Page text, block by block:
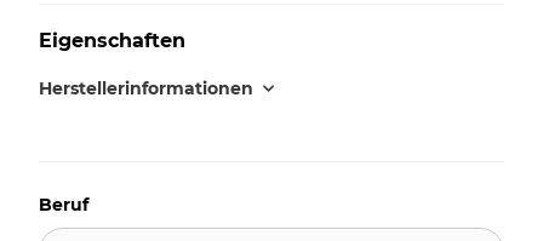
Eigenschaften
Herstellerinformationen
Beruf